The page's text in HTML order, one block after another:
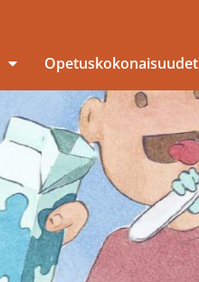
Opetuskokonaisuudet